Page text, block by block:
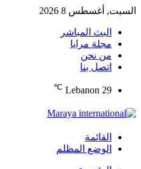
السبت, أغسطس 8 2026
البث المباشر
مجلة مرايا
من نحن
اتصل بنا
Lebanon 29
℃
القائمة
الوضع المظلم